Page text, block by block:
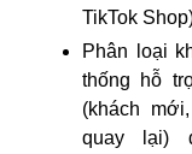
TikTok
Phân loại
thống hỗ
(khách
quay lại)